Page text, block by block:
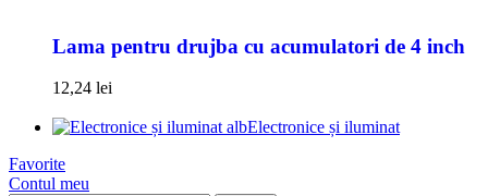
Lama pentru drujba cu acumulatori de 4 inch
12,24 lei
Electronice și iluminat
Favorite
Contul meu